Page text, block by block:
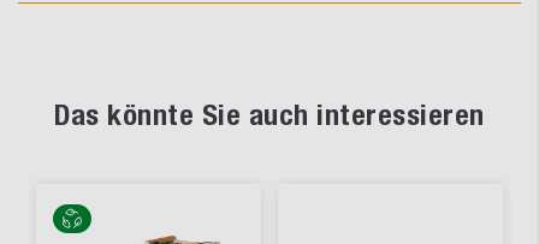
Das könnte Sie auch interessieren